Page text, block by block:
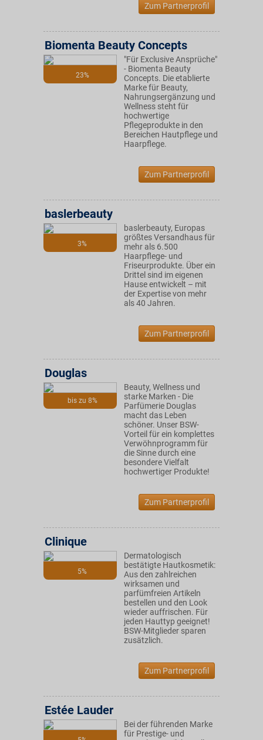
Zum Partnerprofil
23%
Biomenta Beauty Concepts
"Für Exclusive Ansprüche"
- Biomenta Beauty
Concepts. Die etablierte
Marke für Beauty,
Nahrungsergänzung und
Wellness steht für
hochwertige
Pflegeprodukte in den
Bereichen Hautpflege und
Haarpflege.
Zum Partnerprofil
3%
baslerbeauty
baslerbeauty, Europas
größtes Versandhaus für
mehr als 6.500
Haarpflege- und
Friseurprodukte. Über ein
Drittel sind im eigenen
Hause entwickelt – mit
der Expertise von mehr
als 40 Jahren.
Zum Partnerprofil
bis zu 8%
Douglas
Beauty, Wellness und
starke Marken - Die
Parfümerie Douglas
macht das Leben
schöner. Unser BSW-
Vorteil für ein komplettes
Verwöhnprogramm für
die Sinne durch eine
besondere Vielfalt
hochwertiger Produkte!
Zum Partnerprofil
5%
Clinique
Dermatologisch
bestätigte Hautkosmetik:
Aus den zahlreichen
wirksamen und
parfümfreien Artikeln
bestellen und den Look
wieder auffrischen. Für
jeden Hauttyp geeignet!
BSW-Mitglieder sparen
zusätzlich.
Zum Partnerprofil
Estée Lauder
Bei der führenden Marke
für Prestige- und